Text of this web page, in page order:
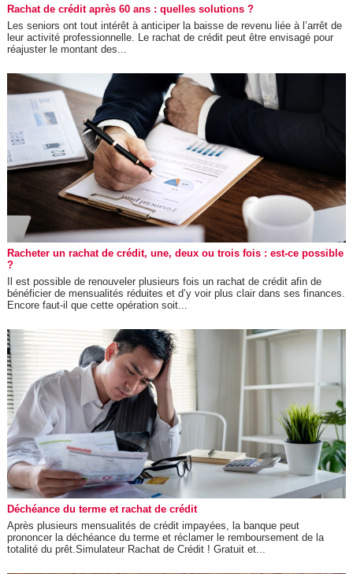
Rachat de crédit après 60 ans : quelles solutions ?
Les seniors ont tout intérêt à anticiper la baisse de revenu liée à l’arrêt de
leur activité professionnelle. Le rachat de crédit peut être envisagé pour
réajuster le montant des...
Racheter un rachat de crédit, une, deux ou trois fois : est-ce possible
?
Il est possible de renouveler plusieurs fois un rachat de crédit afin de
bénéficier de mensualités réduites et d’y voir plus clair dans ses finances.
Encore faut-il que cette opération soit...
Déchéance du terme et rachat de crédit
Après plusieurs mensualités de crédit impayées, la banque peut
prononcer la déchéance du terme et réclamer le remboursement de la
totalité du prêt.Simulateur Rachat de Crédit ! Gratuit et...